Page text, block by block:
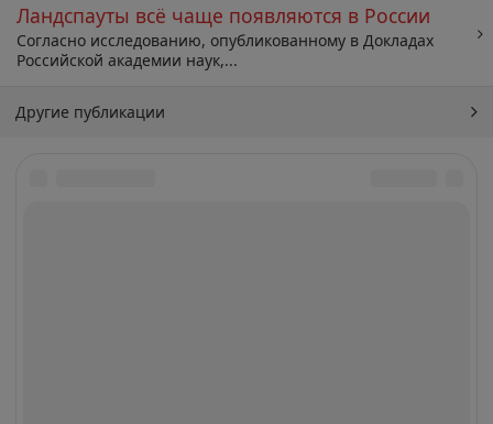
Ландспауты всё чаще появляются в России
Согласно исследованию, опубликованному в Докладах
Российской академии наук,...
Другие публикации